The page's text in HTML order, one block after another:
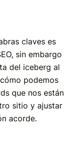
claves es
sin embargo
del iceberg al
podemos
que nos están
sitio y ajustar
acorde.